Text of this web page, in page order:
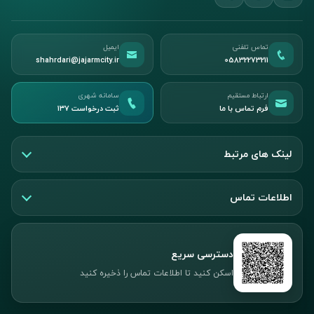
تماس تلفنی
05832273211
ایمیل
shahrdari@jajarmcity.ir
ارتباط مستقیم
فرم تماس با ما
سامانه شهری
ثبت درخواست ۱۳۷
لینک های مرتبط
اطلاعات تماس
دسترسی سریع
اسکن کنید تا اطلاعات تماس را ذخیره کنید